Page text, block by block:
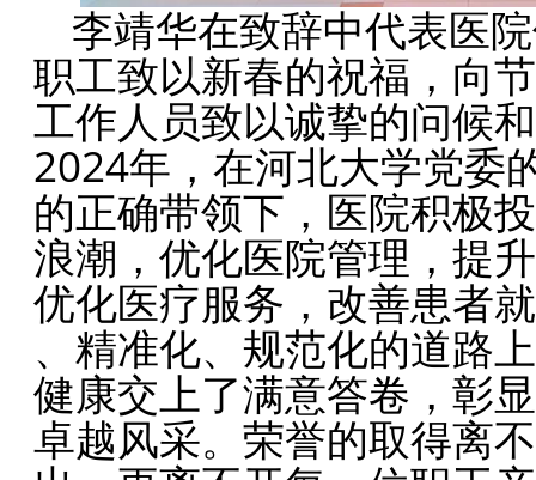
李靖华在致辞中代表医
职工致以新春的祝福，向
工作人员致以诚挚的问候
2024年，在河北大学党委
的正确带领下，医院积极
浪潮，优化医院管理，提
优化医疗服务，改善患者
、精准化、规范化的道路
健康交上了满意答卷，彰
卓越风采。荣誉的取得离